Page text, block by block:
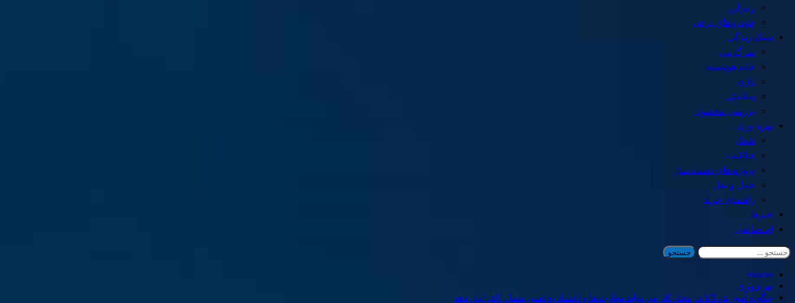
رمزارز
خودروهای برقی
سبک زندگی
سرگرمی
خانه هوشمند
بازی
سلامتی
بررسی محصول
بهره وری
شغل
خلاقیت
پروژه های دست ساز
حمل و نقل
راهنمای خرید
خبرها
اختصاصی
جستجو
برای:
Home
بهره وری
چگونه آموزش VR در محل کار می تواند مهارت ها و اعتماد به نفس شما را افزایش دهد